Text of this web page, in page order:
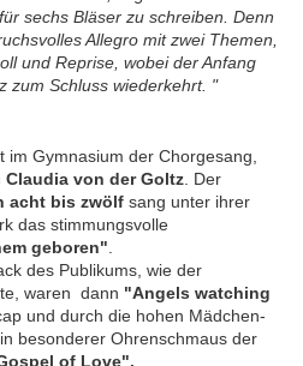
sechs Bläser zu schreiben. Denn
Allegro mit zwei Themen,
und Reprise, wobei der Anfang
zum Schluss wiederkehrt. "
Gymnasium der Chorgesang,
Claudia von der Goltz . Der
acht bis zwölf sang unter ihrer
das stimmungsvolle
geboren"
des Publikums, wie der
waren dann "Angels watching
und durch die hohen Mädchen-
besonderer Ohrenschmaus der
of Love".